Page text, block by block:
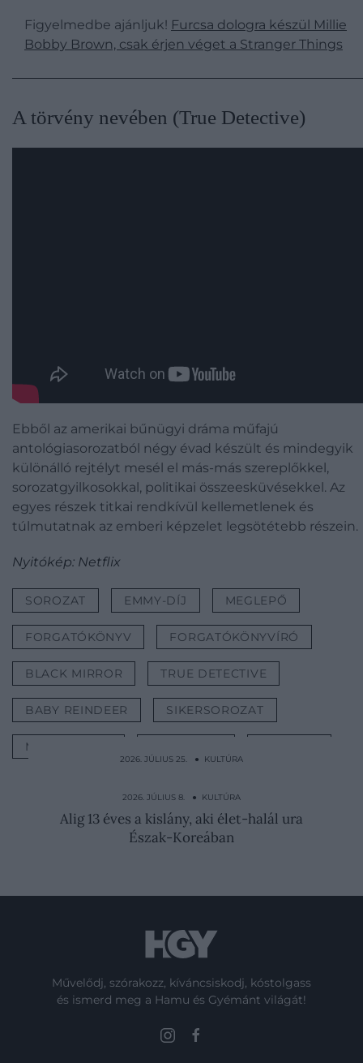
Figyelmedbe ajánljuk! Furcsa dologra készül Millie
Bobby Brown, csak érjen véget a Stranger Things
A törvény nevében (True Detective)
Ebből az amerikai bűnügyi dráma műfajú
antológiasorozatból négy évad készült és mindegyik
különálló rejtélyt mesél el más-más szereplőkkel,
sorozatgyilkosokkal, politikai összeesküvésekkel. Az
egyes részek titkai rendkívül kellemetlenek és
túlmutatnak az emberi képzelet legsötétebb részein.
Nyitókép: Netflix
SOROZAT EMMY-DÍJ MEGLEPŐ
FORGATÓKÖNYV FORGATÓKÖNYVÍRÓ
BLACK MIRROR TRUE DETECTIVE
BABY REINDEER SIKERSOROZAT
MONEY HEIST
2026. JÚLIUS 25. ● KULTÚRA
Katalin királyné…
2026. JÚLIUS 8. ● KULTÚRA
Alig 13 éves a kislány, aki élet-halál ura
Észak-Koreában
Művelődj, szórakozz, kíváncsiskodj, kóstolgass
és ismerd meg a Hamu és Gyémánt világát!